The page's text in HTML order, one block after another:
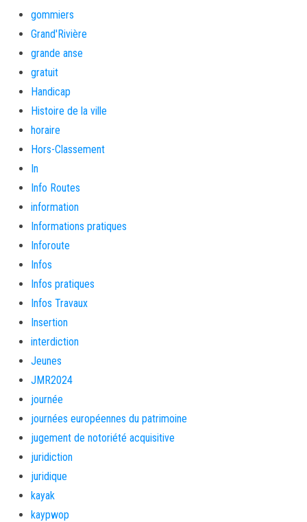
gommiers
Grand'Rivière
grande anse
gratuit
Handicap
Histoire de la ville
horaire
Hors-Classement
In
Info Routes
information
Informations pratiques
Inforoute
Infos
Infos pratiques
Infos Travaux
Insertion
interdiction
Jeunes
JMR2024
journée
journées européennes du patrimoine
jugement de notoriété acquisitive
juridiction
juridique
kayak
kaypwop